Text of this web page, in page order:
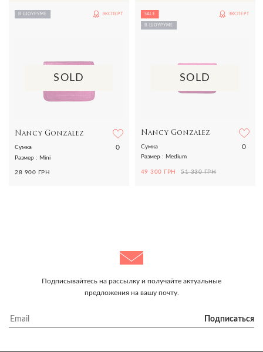
В ШОУРУМЕ ЭКСПЕРТ
SOLD
Nancy Gonzalez
0
Сумка
Размер : Mini
28 900 ГРН
SALE
В ШОУРУМЕ
ЭКСПЕРТ
SOLD
Nancy Gonzalez
0
Сумка
Размер : Medium
49 300 ГРН 51 330 ГРН
Подписывайтесь на рассылку и получайте актуальные
предложения на вашу почту.
Подписаться